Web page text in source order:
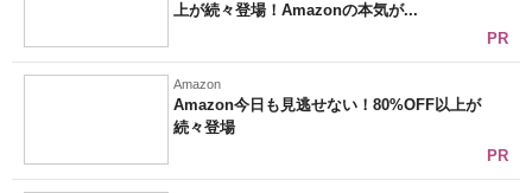
上が続々登場！Amazonの本気が...
PR
Amazon
Amazon今日も見逃せない！80%OFF以上が
続々登場
PR